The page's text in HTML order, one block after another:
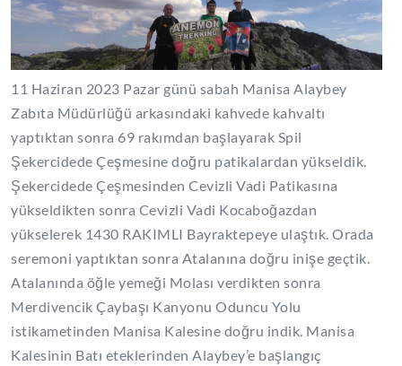
11 Haziran 2023 Pazar günü sabah Manisa Alaybey
Zabıta Müdürlüğü arkasındaki kahvede kahvaltı
yaptıktan sonra 69 rakımdan başlayarak Spil
Şekercidede Çeşmesine doğru patikalardan yükseldik.
Şekercidede Çeşmesinden Cevizli Vadi Patikasına
yükseldikten sonra Cevizli Vadi Kocaboğazdan
yükselerek 1430 RAKIMLI Bayraktepeye ulaştık. Orada
seremoni yaptıktan sonra Atalanına doğru inişe geçtik.
Atalanında öğle yemeği Molası verdikten sonra
Merdivencik Çaybaşı Kanyonu Oduncu Yolu
istikametinden Manisa Kalesine doğru indik. Manisa
Kalesinin Batı eteklerinden Alaybey’e başlangıç